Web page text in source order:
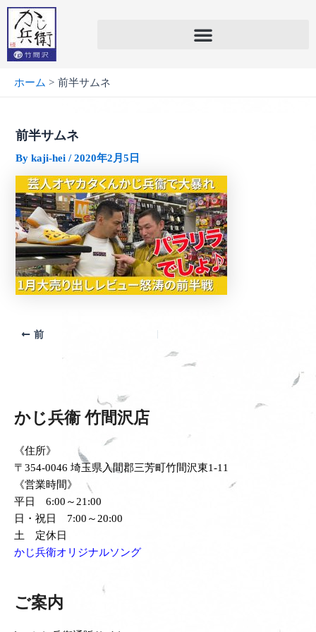
内
を
ホーム 前半サムネ
前半サムネ
Bykaji-hei/2020年2月5日
前
かじ兵衞 竹間沢店
《住所》
〒354-0046 埼玉県入間郡三芳町竹間沢東1-11
《営業時間》
平日 6:00～21:00
日・祝日 7:00～20:00
土 定休日
かじ兵衛オリジナルソング
ご案内